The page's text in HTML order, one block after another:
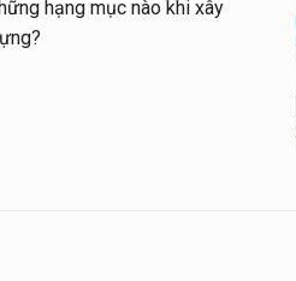
đình đá 1 mái